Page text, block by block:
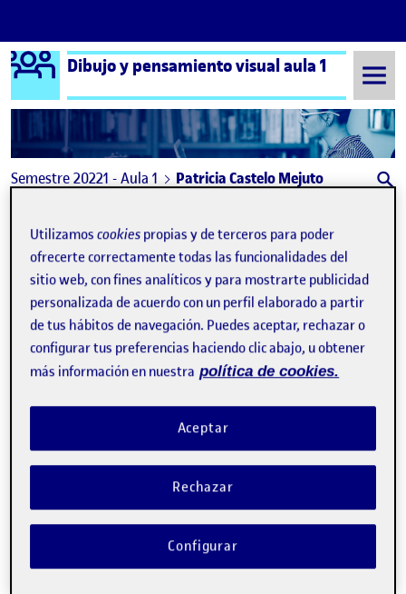
Saltar al contenido
Logo Ágora
Dibujo y pensamiento visual aula 1
Semestre 20221 - Aula 1 Patricia Castelo Mejuto
Patricia Castelo Mejuto
Publicado porPEC 5 .Comunicación del proyecto
Publicado por
Patricia Castelo Mejuto
Visibilidad:
Pública- Fecha de publicación
24 Ene 202324 enero, 2023 8:01 pm
-comentarioen PEC 5 .Comunicación del
5. Comunicación del proyecto …
Utilizamoscookies propias y de terceros para poder
ofrecerte correctamente todas las funcionalidades del
sitio web, con fines analíticos y para mostrarte publicidad
personalizada de acuerdo con un perfil elaborado a partir
de tus hábitos de navegación. Puedes aceptar, rechazar o
configurar tus preferencias haciendo clic abajo, u obtener
más información en nuestra política de cookies.
Rechazar
Aceptar
Configurar